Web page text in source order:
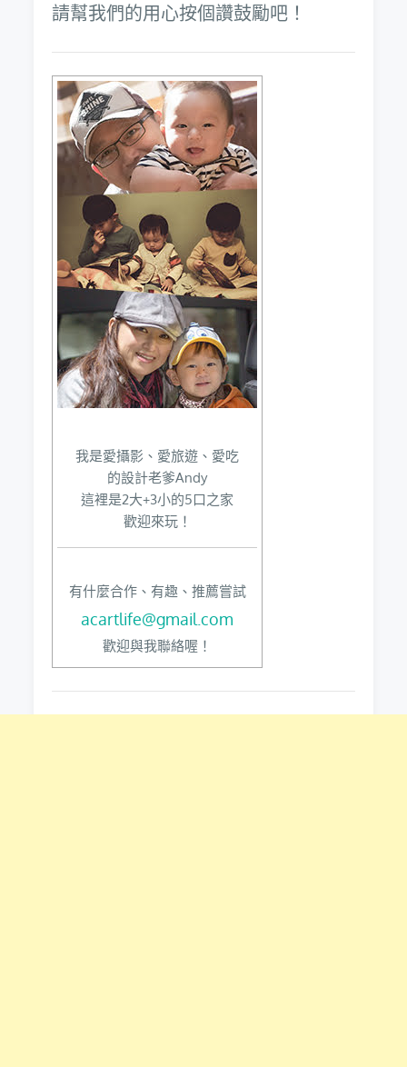
請幫我們的用心按個讚鼓勵吧！
我是愛攝影、愛旅遊、愛吃
的設計老爹Andy
這裡是2大+3小的5口之家
歡迎來玩！
有什麼合作、有趣、推薦嘗試
acartlife@gmail.com
歡迎與我聯絡喔！